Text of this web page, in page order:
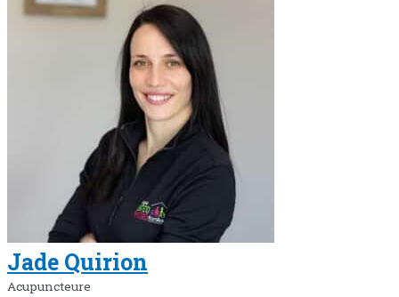
Jade Quirion
Acupuncteure